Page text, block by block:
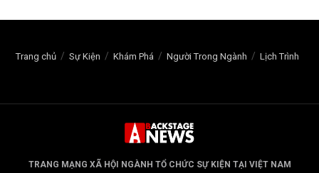
Trang chủ Sự Kiện Khám Phá Người Trong Ngành Lịch Trình
TRANG MẠNG XÃ HỘI NGÀNH TỔ CHỨC SỰ KIỆN TẠI VIỆT NAM